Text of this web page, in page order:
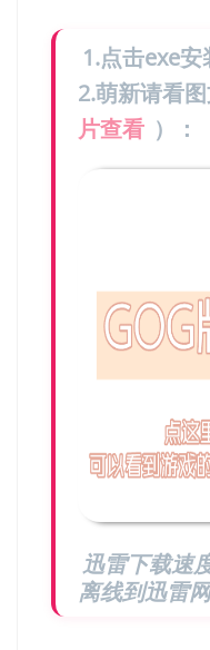
1.点击exe安
2.萌新请看
片查看 ）：
迅雷下载速
离线到迅雷